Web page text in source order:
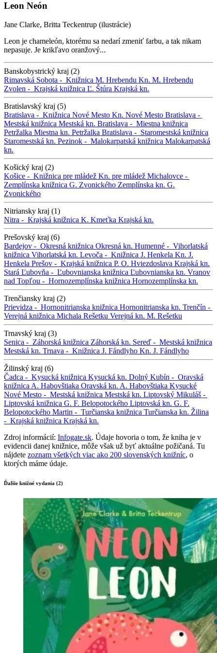
Leon Neón
Jane Clarke, Britta Teckentrup (ilustrácie)
Leon je chameleón, ktorému sa nedarí zmeniť farbu, a tak nikam
nepasuje. Je krikľavo oranžový...
Banskobystrický kraj (2)
Rimavská Sobota - Knižnica M. Hrebendu Kn. M. Hrebendu
Zvolen - Krajská knižnica Ľ. Štúra Krajská kn.
Bratislavský kraj (5)
Bratislava - Knižnica Nové Mesto Kn. Nové Mesto Bratislava -
Mestská knižnica Mestská kn. Bratislava - Miestna knižnica
Petržalka Miestna kn. Petržalka Bratislava - Staromestská knižnica
Staromestská kn. Pezinok - Malokarpatská knižnica Malokarpatská
kn.
Košický kraj (2)
Košice - Knižnica pre mládež Kn. pre mládež Michalovce -
Zemplínska knižnica G. Zvonického Zemplínska kn. G.
Zvonického
Nitriansky kraj (1)
Nitra - Krajská knižnica K. Kmeťka Krajská kn.
Prešovský kraj (6)
Bardejov - Okresná knižnica Okresná kn. Humenné - Vihorlatská
knižnica Vihorlatská kn. Levoča - Knižnica J. Henkela Kn. J.
Henkela Prešov - Krajská knižnica P. O. Hviezdoslava Krajská kn.
Stará Ľubovňa - Ľubovnianska knižnica Ľubovnianska kn. Vranov
nad Topľou - Hornozemplínska knižnica Hornozemplínska kn.
Trenčiansky kraj (2)
Prievidza - Hornonitrianska knižnica Hornonitrianska kn. Trenčín -
Verejná knižnica Michala Rešetku Verejná kn. M. Rešetku
Trnavský kraj (3)
Senica - Záhorská knižnica Záhorská kn. Sereď - Mestská knižnica
Mestská kn. Trnava - Knižnica J. Fándlyho Kn. J. Fándlyho
Žilinský kraj (6)
Čadca - Kysucká knižnica Kysucká kn. Dolný Kubín - Oravská
knižnica A. Habovštiaka Oravská kn. A. Habovštiaka Kysucké
Nové Mesto - Mestská knižnica Mestská kn. Liptovský Mikuláš -
Liptovská knižnica G. F. Belopotockého Liptovská kn. G. F.
Belopotockého Martin - Turčianska knižnica Turčianska kn. Žilina
- Krajská knižnica Krajská kn.
Zdroj informácií: Infogate.sk. Údaje hovoria o tom, že kniha je v
evidencii danej knižnice, môže však už byť aktuálne požičaná. Tu
nájdete zoznam všetkých viac ako 200 slovenských knižníc, o
ktorých máme údaje.
Ďalšie knižné vydania (2)